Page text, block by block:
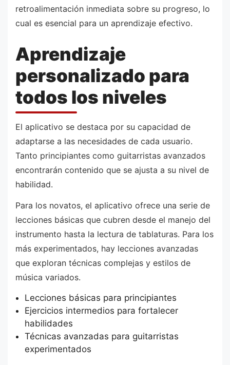
retroalimentación inmediata sobre su progreso, lo
cual es esencial para un aprendizaje efectivo.
Aprendizaje
personalizado para
todos los niveles
El aplicativo se destaca por su capacidad de
adaptarse a las necesidades de cada usuario.
Tanto principiantes como guitarristas avanzados
encontrarán contenido que se ajusta a su nivel de
habilidad.
Para los novatos, el aplicativo ofrece una serie de
lecciones básicas que cubren desde el manejo del
instrumento hasta la lectura de tablaturas. Para los
más experimentados, hay lecciones avanzadas
que exploran técnicas complejas y estilos de
música variados.
Lecciones básicas para principiantes
Ejercicios intermedios para fortalecer
habilidades
Técnicas avanzadas para guitarristas
experimentados